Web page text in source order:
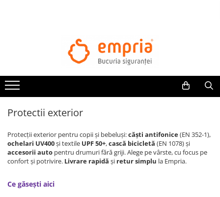
Bariere protectie pentru pat
Protectii mobilier
Protectie colturi mobila copii
Sigurante pentru sertare si usi
Sigurante geamuri si usi glisante
bebelusi
Protectii exterior
Protecții exterior pentru copii și bebeluși:căști antifonice(EN 352-1),
ochelari UV400și textile UPF 50+,cască bicicletă (EN 1078) și
accesorii auto pentru drumuri fără griji. Alege pe vârste, cu focus pe
confort și potrivire. Livrare rapidă și retur simplu la Empria.
Ce găsești aici